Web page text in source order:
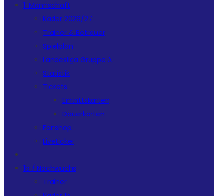
1. Mannschaft
Kader 2026/27
Trainer & Betreuer
Spielplan
Landesliga Gruppe A
Statistik
Tickets
Eintrittskarten
Dauerkarten
Fanshop
Liveticker
1b / Nachwuchs
Trainer